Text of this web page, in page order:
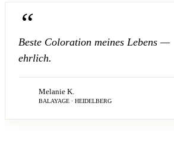
“
Beste Coloration meines Lebens —
ehrlich.
Melanie K.
BALAYAGE · HEIDELBERG